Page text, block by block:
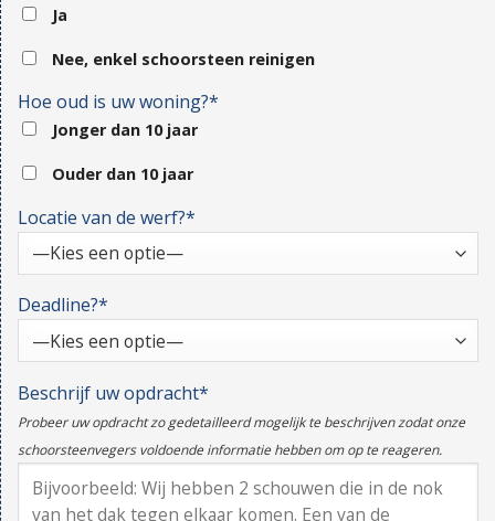
Ja
Nee, enkel schoorsteen reinigen
Hoe oud is uw woning?*
Jonger dan 10 jaar
Ouder dan 10 jaar
Locatie van de werf?*
Deadline?*
Beschrijf uw opdracht*
Probeer uw opdracht zo gedetailleerd mogelijk te beschrijven zodat onze
schoorsteenvegers voldoende informatie hebben om op te reageren.